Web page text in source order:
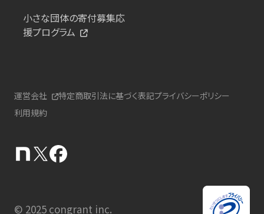
小さな団体の寄付募集応
援プログラム
運営会社 特定商取引法に基づく表記プライバシーポリシー
利用規約
© 2025 congrant inc.